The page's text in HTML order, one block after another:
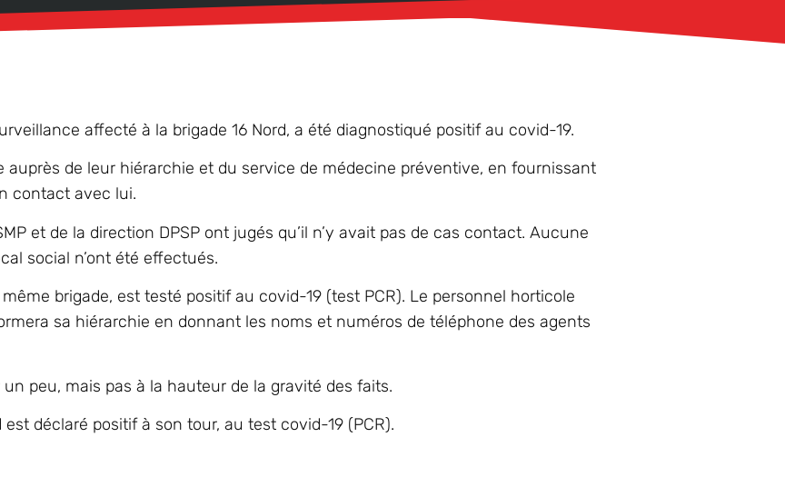
affecté à la brigade 16 Nord, a été diagnostiqué positif au covid-19.
auprès de leur hiérarchie et du service de médecine préventive, en fournissant
contact avec lui.
et de la direction DPSP ont jugés qu’il n’y avait pas de cas contact. Aucune
social n’ont été effectués.
brigade, est testé positif au covid-19 (test PCR). Le personnel horticole
sa hiérarchie en donnant les noms et numéros de téléphone des agents
peu, mais pas à la hauteur de la gravité des faits.
déclaré positif à son tour, au test covid-19 (PCR).